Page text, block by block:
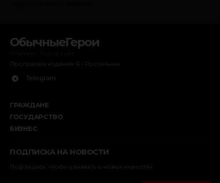
ОбычныеГерои
Программа издания Я - Россиянин
Telegram
ГРАЖДАНЕ
ГОСУДАРСТВО
БИЗНЕС
ПОДПИСКА НА НОВОСТИ
Подпишись, чтобы узнавать о новых новостях